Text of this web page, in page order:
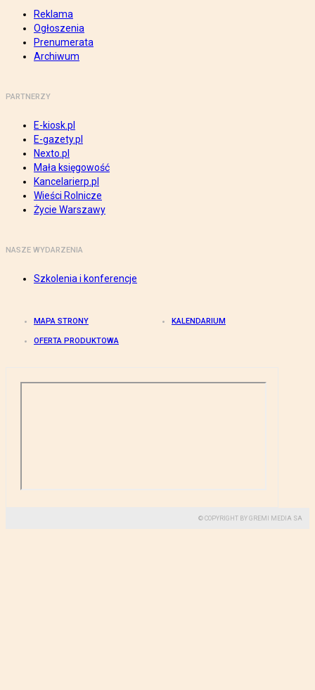
Reklama
Ogłoszenia
Prenumerata
Archiwum
PARTNERZY
E-kiosk.pl
E-gazety.pl
Nexto.pl
Mała księgowość
Kancelarierp.pl
Wieści Rolnicze
Życie Warszawy
NASZE WYDARZENIA
Szkolenia i konferencje
MAPA STRONY KALENDARIUM
OFERTA PRODUKTOWA
© COPYRIGHT BY GREMI MEDIA SA